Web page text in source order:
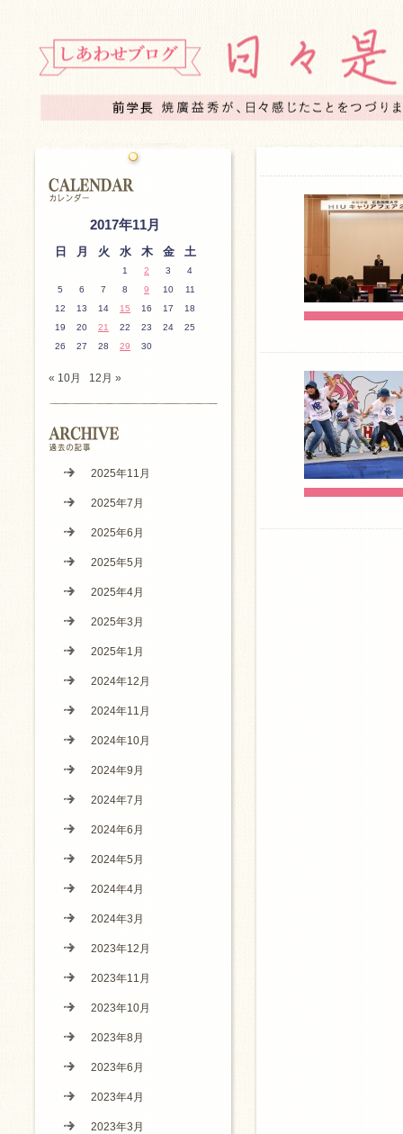
2017年11月
日 月 火 水 木 金 土
1 2 3
4
5
6 7 8 9 10
11
12
13 14 15 16 17
18
19
20 21 22 23 24
25
26
27 28 29 30
« 10月 12月 »
2025年11月
2025年7月
2025年6月
2025年5月
2025年4月
2025年3月
2025年1月
2024年12月
2024年11月
2024年10月
2024年9月
2024年7月
2024年6月
2024年5月
2024年4月
2024年3月
2023年12月
2023年11月
2023年10月
2023年8月
2023年6月
2023年4月
2023年3月